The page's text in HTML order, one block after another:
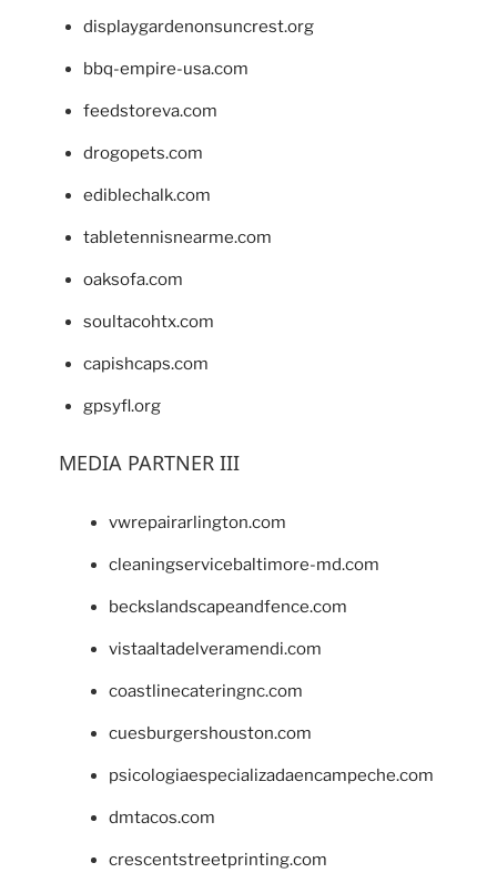
displaygardenonsuncrest.org
bbq-empire-usa.com
feedstoreva.com
drogopets.com
ediblechalk.com
tabletennisnearme.com
oaksofa.com
soultacohtx.com
capishcaps.com
gpsyfl.org
MEDIA PARTNER III
vwrepairarlington.com
cleaningservicebaltimore-md.com
beckslandscapeandfence.com
vistaaltadelveramendi.com
coastlinecateringnc.com
cuesburgershouston.com
psicologiaespecializadaencampeche.com
dmtacos.com
crescentstreetprinting.com